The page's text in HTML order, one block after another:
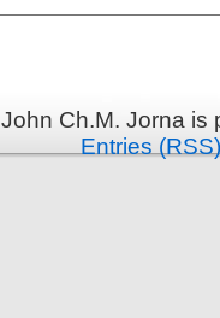
John Ch.M. Jorna
Entries (RSS)